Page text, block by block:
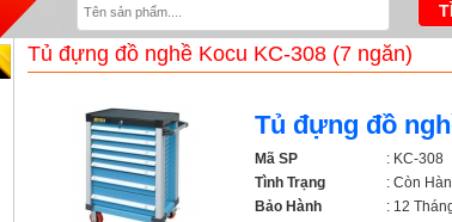
Tủ đựng đồ nghề Kocu KC-308 (7 ngăn)
Tủ đựng đồ
Mã SP
: KC-308
Tình Trạng
: Còn
Bảo Hành
: 12